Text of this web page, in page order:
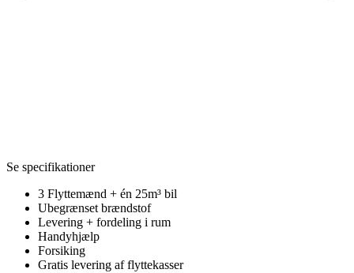
Se specifikationer
3 Flyttemænd + én 25m³ bil
Ubegrænset brændstof
Levering + fordeling i rum
Handyhjælp
Forsiking
Gratis levering af flyttekasser